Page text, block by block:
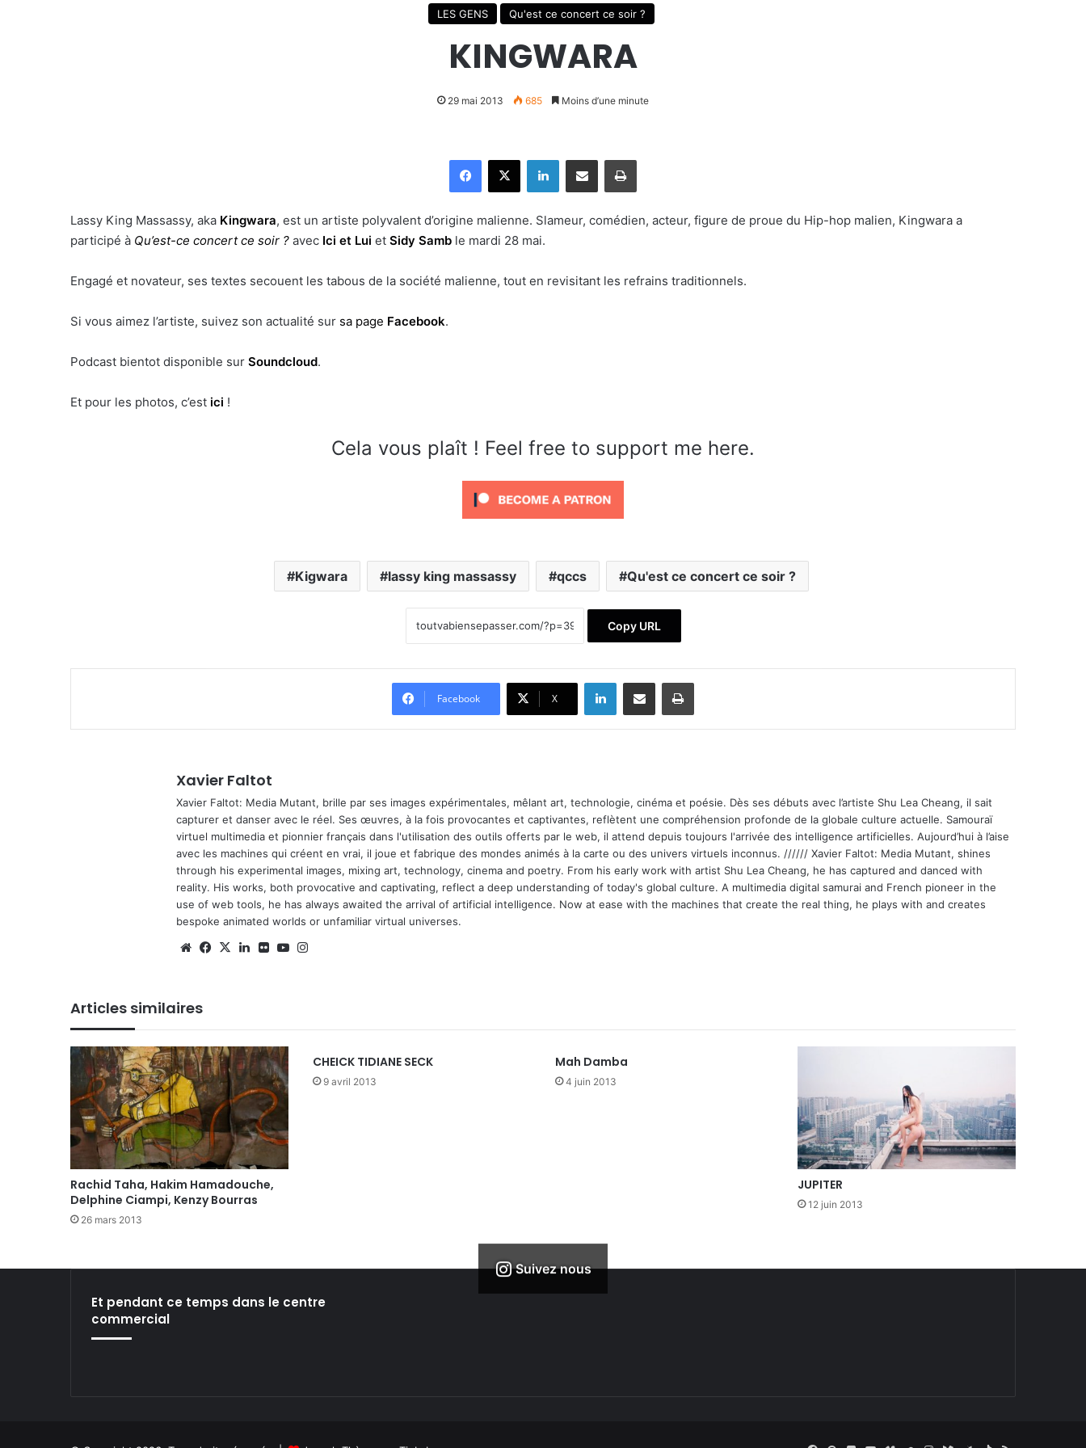
LES GENS Qu'est ce concert ce soir ?
KINGWARA
29 mai 2013 685 Moins d’une minute
Lassy King Massassy, aka Kingwara, est un artiste polyvalent d’origine malienne. Slameur, comédien, acteur, figure de proue du Hip-hop malien, Kingwara a
participé à Qu’est-ce concert ce soir ? avec Ici et Lui et Sidy Samb le mardi 28 mai.
Engagé et novateur, ses textes secouent les tabous de la société malienne, tout en revisitant les refrains traditionnels.
Si vous aimez l’artiste, suivez son actualité sur sa page Facebook.
Podcast bientot disponible sur Soundcloud.
Et pour les photos, c’est ici !
Cela vous plaît ! Feel free to support me here.
Kigwara lassy king massassy qccs Qu'est ce concert ce soir ?
Copy URL
Facebook X
Xavier Faltot
Xavier Faltot: Media Mutant, brille par ses images expérimentales, mêlant art, technologie, cinéma et poésie. Dès ses débuts avec l’artiste Shu Lea Cheang, il sait
capturer et danser avec le réel. Ses œuvres, à la fois provocantes et captivantes, reflètent une compréhension profonde de la globale culture actuelle. Samouraï
virtuel multimedia et pionnier français dans l'utilisation des outils offerts par le web, il attend depuis toujours l'arrivée des intelligence artificielles. Aujourd’hui à l’aise
avec les machines qui créent en vrai, il joue et fabrique des mondes animés à la carte ou des univers virtuels inconnus. ////// Xavier Faltot: Media Mutant, shines
through his experimental images, mixing art, technology, cinema and poetry. From his early work with artist Shu Lea Cheang, he has captured and danced with
reality. His works, both provocative and captivating, reflect a deep understanding of today's global culture. A multimedia digital samurai and French pioneer in the
use of web tools, he has always awaited the arrival of artificial intelligence. Now at ease with the machines that create the real thing, he plays with and creates
bespoke animated worlds or unfamiliar virtual universes.
We Fa
X
Lin Fli Yo
Articles similaires
Rachid Taha, Hakim Hamadouche,
Delphine Ciampi, Kenzy Bourras
26 mars 2013
CHEICK TIDIANE SECK
9 avril 2013
Mah Damba
4 juin 2013
JUPITER
12 juin 2013
Suivez nous
Et pendant ce temps dans le centre
commercial